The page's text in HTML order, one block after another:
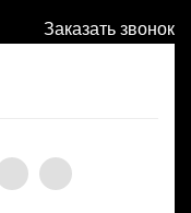
Заказать звонок